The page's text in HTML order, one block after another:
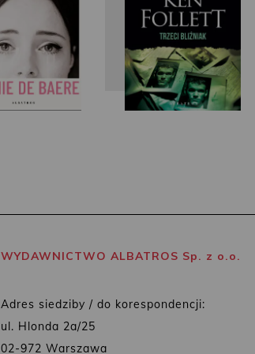
WYDAWNICTWO ALBATROS Sp. z o.o.
Adres siedziby / do korespondencji:
ul. Hlonda 2a/25
02-972 Warszawa